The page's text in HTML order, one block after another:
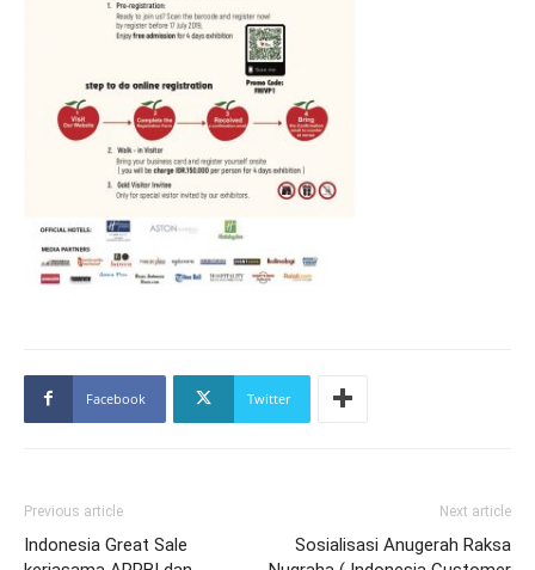
Facebook Twitter
Previous article
Indonesia Great Sale
Next article
Sosialisasi Anugerah Raksa